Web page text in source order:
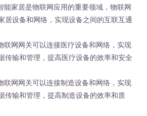
家居是物联网应用的重要领域，物联网
居设备和网络，实现设备之间的互联互通
网网关可以连接医疗设备和网络，实现
传输和管理，提高医疗设备的效率和安全
网网关可以连接制造设备和网络，实现
传输和管理，提高制造设备的效率和质